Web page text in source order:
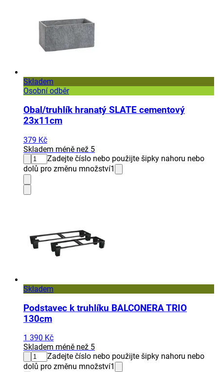
Skladem
Osobní odběr
Obal/truhlík hranatý SLATE cementový
23x11cm
379 Kč
Skladem méně než 5
Zadejte číslo nebo použijte šipky nahoru nebo
dolů pro změnu množství1
Skladem
Podstavec k truhlíku BALCONERA TRIO
130cm
1 390 Kč
Skladem méně než 5
Zadejte číslo nebo použijte šipky nahoru nebo
dolů pro změnu množství1